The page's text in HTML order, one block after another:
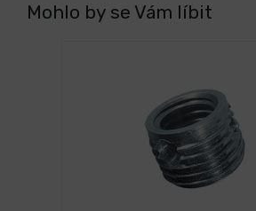
Mohlo by se Vám líbit